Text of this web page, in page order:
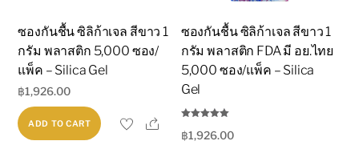
เชื่อ
มั่น
quantity
ซองกันชื้น ซิลิก้าเจล สีขาว 1
กรัม พลาสติก 5,000 ซอง/
แพ็ค – Silica Gel
฿1,926.00
ADD TO CART Share
ซองกันชื้น ซิลิก้าเจล สีขาว 1
กรัม พลาสติก FDA มี อย.ไทย
5,000 ซอง/แพ็ค – Silica
Gel
5.00
out of 5
฿1,926.00